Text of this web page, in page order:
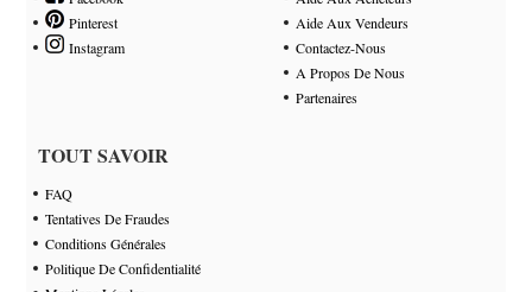
Pinterest
Instagram
Aide Aux Vendeurs
Contactez-Nous
A Propos De Nous
Partenaires
TOUT SAVOIR
FAQ
Tentatives De Fraudes
Conditions Générales
Politique De Confidentialité